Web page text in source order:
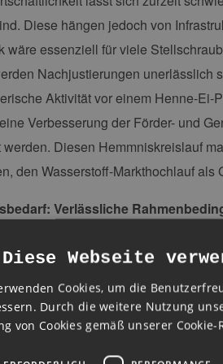
Diese hängen jedoch von
wäre essenziell für viele
Nachjustierungen unerlässlich
Aktivität vor einem Henne-
Verbesserung der Förder- und
Diesen Hemmniskreislauf
den Wasserstoff-Markthochlauf
Verlässliche
dieser Erkenntnisse formuliert der
durch Förderung
(z. B.
abzusichern und Wirtschaftlichkeit
Diese Webseite
Cookies, um die
Durch die weitere Nutzung
von Cookies gemäß unserer